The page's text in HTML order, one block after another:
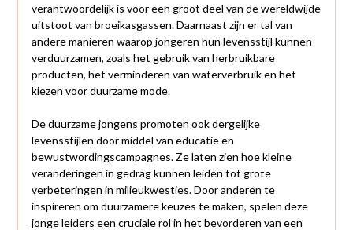
verantwoordelijk is voor een groot deel van de wereldwijde
uitstoot van broeikasgassen. Daarnaast zijn er tal van
andere manieren waarop jongeren hun levensstijl kunnen
verduurzamen, zoals het gebruik van herbruikbare
producten, het verminderen van waterverbruik en het
kiezen voor duurzame mode.
De duurzame jongens promoten ook dergelijke
levensstijlen door middel van educatie en
bewustwordingscampagnes. Ze laten zien hoe kleine
veranderingen in gedrag kunnen leiden tot grote
verbeteringen in milieukwesties. Door anderen te
inspireren om duurzamere keuzes te maken, spelen deze
jonge leiders een cruciale rol in het bevorderen van een